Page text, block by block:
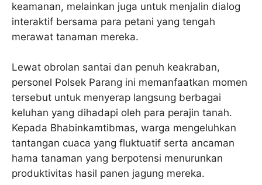
keamanan, melainkan juga untuk menjalin dialog
interaktif bersama para petani yang tengah
merawat tanaman mereka.
Lewat obrolan santai dan penuh keakraban,
personel Polsek Parang ini memanfaatkan momen
tersebut untuk menyerap langsung berbagai
keluhan yang dihadapi oleh para perajin tanah.
Kepada Bhabinkamtibmas, warga mengeluhkan
tantangan cuaca yang fluktuatif serta ancaman
hama tanaman yang berpotensi menurunkan
produktivitas hasil panen jagung mereka.